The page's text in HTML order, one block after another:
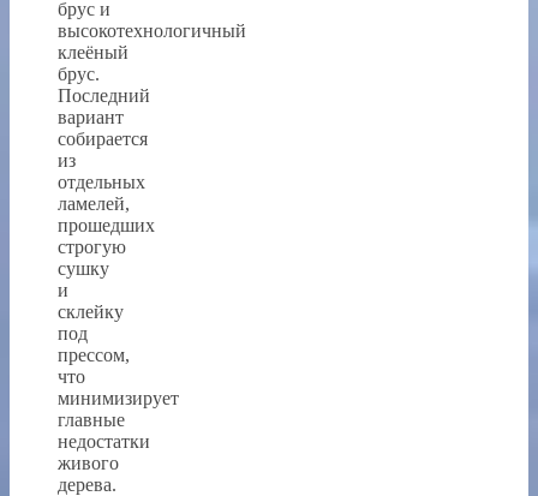
брус и
высокотехнологичный
клеёный
брус.
Последний
вариант
собирается
из
отдельных
ламелей,
прошедших
строгую
сушку
и
склейку
под
прессом,
что
минимизирует
главные
недостатки
живого
дерева.